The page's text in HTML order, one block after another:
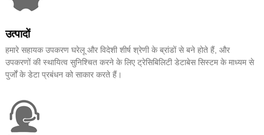
उत्पादों
हमारे सहायक उपकरण घरेलू और विदेशी शीर्ष श्रेणी के ब्रांडों से बने होते हैं, और
उपकरणों की स्थायित्व सुनिश्चित करने के लिए ट्रेसिबिलिटी डेटाबेस सिस्टम के माध्यम से
पुर्जों के डेटा प्रबंधन को साकार करते हैं।